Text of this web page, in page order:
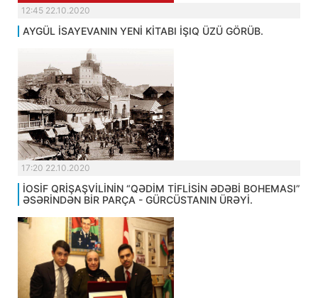
12:45 22.10.2020
AYGÜL İSAYEVANIN YENİ KİTABI İŞIQ ÜZÜ GÖRÜB.
17:20 22.10.2020
İOSİF QRİŞAŞVİLİNİN “QƏDİM TİFLİSİN ƏDƏBİ BOHEMASI”
ƏSƏRİNDƏN BİR PARÇA - GÜRCÜSTANIN ÜRƏYİ.